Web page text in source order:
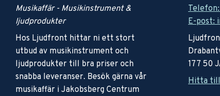
Musikaffär - Musikinstrument &
ljudprodukter
Hos Ljudfront hittar ni ett stort
utbud av musikinstrument och
ljudprodukter till bra priser och
snabba leveranser. Besök gärna vår
musikaffär i Jakobsberg Centrum
E-post:
177 50
Hitta till